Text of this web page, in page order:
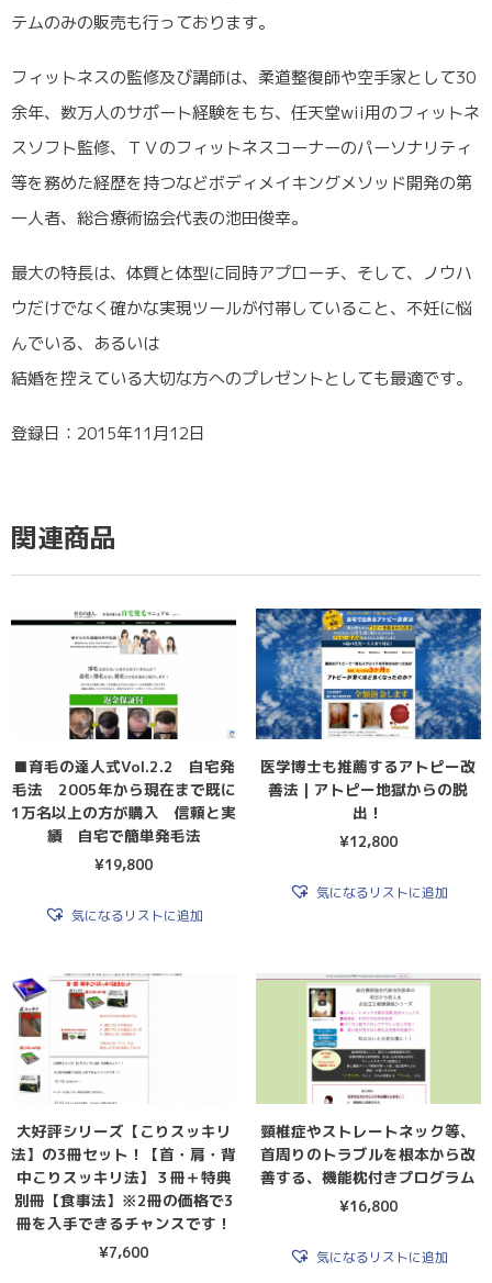
テムのみの販売も行っております。
フィットネスの監修及び講師は、柔道整復師や空手家として30
余年、数万人のサポート経験をもち、任天堂wii用のフィットネ
スソフト監修、ＴＶのフィットネスコーナーのパーソナリティ
等を務めた経歴を持つなどボディメイキングメソッド開発の第
一人者、総合療術協会代表の池田俊幸。
最大の特長は、体質と体型に同時アプローチ、そして、ノウハ
ウだけでなく確かな実現ツールが付帯していること、不妊に悩
んでいる、あるいは
結婚を控えている大切な方へのプレゼントとしても最適です。
登録日：2015年11月12日
関連商品
■育毛の達人式Vol.2.2 自宅発
毛法 2005年から現在まで既に
1万名以上の方が購入 信頼と実
績 自宅で簡単発毛法
¥19,800
気になるリストに追加
医学博士も推薦するアトピー改
善法｜アトピー地獄からの脱
出！
¥12,800
気になるリストに追加
大好評シリーズ【こりスッキリ
法】の3冊セット！【首・肩・背
中こりスッキリ法】３冊＋特典
別冊【食事法】※2冊の価格で3
冊を入手できるチャンスです！
¥7,600
頸椎症やストレートネック等、
首周りのトラブルを根本から改
善する、機能枕付きプログラム
¥16,800
気になるリストに追加